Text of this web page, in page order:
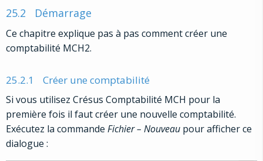
25.2 Démarrage
Ce chapitre explique pas à pas comment créer une
comptabilité MCH2.
25.2.1 Créer une comptabilité
Si vous utilisez Crésus Comptabilité MCH pour la
première fois il faut créer une nouvelle comptabilité.
Exécutez la commande Fichier – Nouveau pour afficher ce
dialogue :